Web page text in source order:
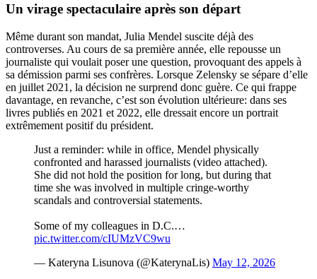
Un virage spectaculaire après son départ
Même durant son mandat, Julia Mendel suscite déjà des
controverses. Au cours de sa première année, elle repousse un
journaliste qui voulait poser une question, provoquant des appels à
sa démission parmi ses confrères. Lorsque Zelensky se sépare d’elle
en juillet 2021, la décision ne surprend donc guère. Ce qui frappe
davantage, en revanche, c’est son évolution ultérieure: dans ses
livres publiés en 2021 et 2022, elle dressait encore un portrait
extrêmement positif du président.
Just a reminder: while in office, Mendel physically
confronted and harassed journalists (video attached).
She did not hold the position for long, but during that
time she was involved in multiple cringe-worthy
scandals and controversial statements.
Some of my colleagues in D.C.…
pic.twitter.com/cIUMzVC9wu
— Kateryna Lisunova (@KaterynaLis) May 12, 2026